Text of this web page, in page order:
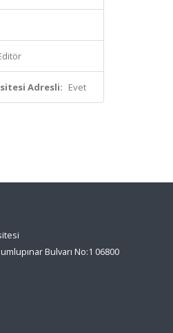
Adresli: Evet
Bulvarı No:1 06800